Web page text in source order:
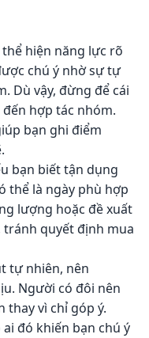
hiện năng lực rõ
chú ý nhờ sự tự
Dù vậy, đừng để cái
hợp tác nhóm.
bạn ghi điểm
bạn biết tận dụng
thể là ngày phù hợp
lượng hoặc đề xuất
tránh quyết định mua
tự nhiên, nên
Người có đôi nên
thay vì chỉ góp ý.
đó khiến bạn chú ý